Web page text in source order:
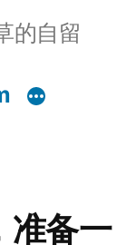
的自留
准备一